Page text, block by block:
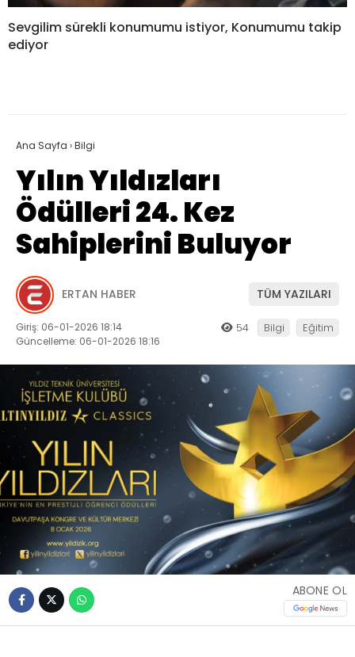
Sevgilim sürekli konumumu istiyor, Konumumu takip
ediyor
Ana Sayfa ›Bilgi
Yılın Yıldızları
Ödülleri 24. Kez
Sahiplerini Buluyor
ERTAN HABER TÜM YAZILARI
Giriş: 06-01-2026 18:14
Güncelleme: 06-01-2026 18:16
54 Bilgi Eğitim
ABONE OL